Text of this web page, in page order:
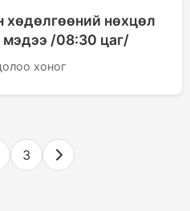
хөдөлгөөний нөхцөл
/08:30 цаг/
хоног
3